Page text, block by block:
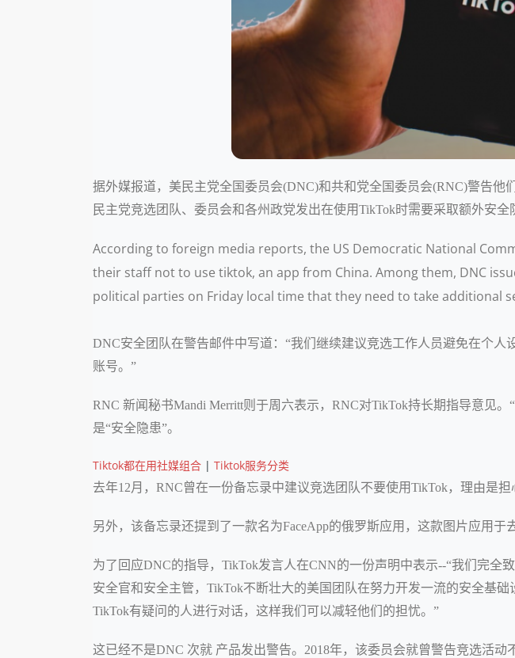
据外媒报道，美民主党全国委员会(DNC)和共和党全国委员会(RNC)警告
民主党竞选团队、委员会和各州政党发出在使用TikTok时需要采取额外安全
According to foreign media reports, the US Democratic National
their staff not to use tiktok, an app from China. Among them, DNC
political parties on Friday local time that they need to take additional
DNC安全团队在警告邮件中写道：“我们继续建议竞选工作人员避免在个
账号。”
RNC 新闻秘书Mandi Merritt则于周六表示，RNC对TikTok持长期指导意见
是“安全隐患”。
Tiktok都在用社媒组合 | Tiktok服务分类
去年12月，RNC曾在一份备忘录中建议竞选团队不要使用TikTok，理由是
另外，该备忘录还提到了一款名为FaceApp的俄罗斯应用，这款图片应用于
为了回应DNC的指导，TikTok发言人在CNN的一份声明中表示--“我们完
安全官和安全主管，TikTok不断壮大的美国团队在努力开发一流的安全基
TikTok有疑问的人进行对话，这样我们可以减轻他们的担忧。”
这已经不是DNC 次就 产品发出警告。2018年，该委员会就曾警告竞选活动